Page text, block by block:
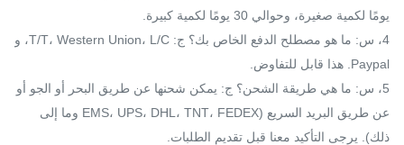
يومًا لكمية صغيرة، وحوالي 30 يومًا لكمية كبيرة.
4، س: ما هو مصطلح الدفع الخاص بك؟ ج: T/T، Western Union، L/C، و
Paypal. هذا قابل للتفاوض.
5، س: ما هي طريقة الشحن؟ ج: يمكن شحنها عن طريق البحر أو الجو أو
عن طريق البريد السريع (EMS، UPS، DHL، TNT، FEDEX وما إلى
ذلك). يرجى التأكيد معنا قبل تقديم الطلبات.